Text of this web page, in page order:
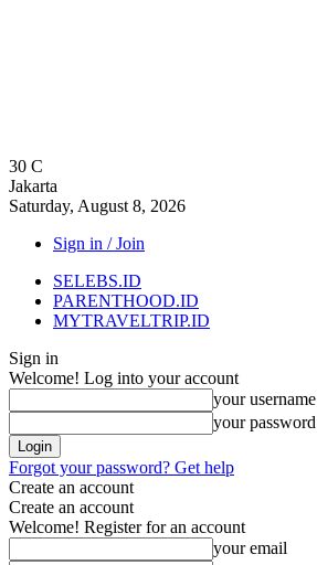
30 C
Jakarta
Saturday, August 8, 2026
Sign in / Join
SELEBS.ID
PARENTHOOD.ID
MYTRAVELTRIP.ID
Sign in
Welcome! Log into your account
your username
your password
Forgot your password? Get help
Create an account
Create an account
Welcome! Register for an account
your email